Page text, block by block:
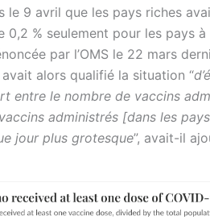
le 9 avril que les pays riches
% seulement pour les pays à
par l’OMS le 22 mars
alors qualifié la situation “
entre le nombre de vaccins
administrés [dans les
jour plus grotesque”, avait-il